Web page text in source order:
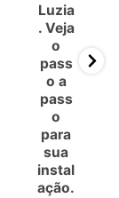
Luzia
. Veja
o
pass
o a
pass
o
para
sua
instal
ação.